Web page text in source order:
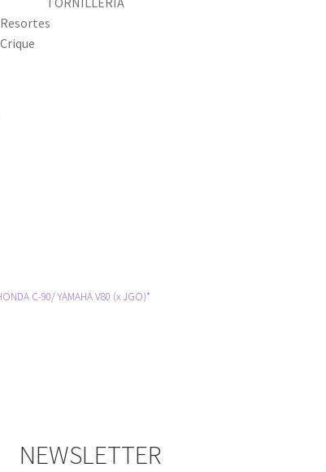
Resortes
Crique
C-90/ YAMAHA V80 (x JGO)*
NEWSLETTER